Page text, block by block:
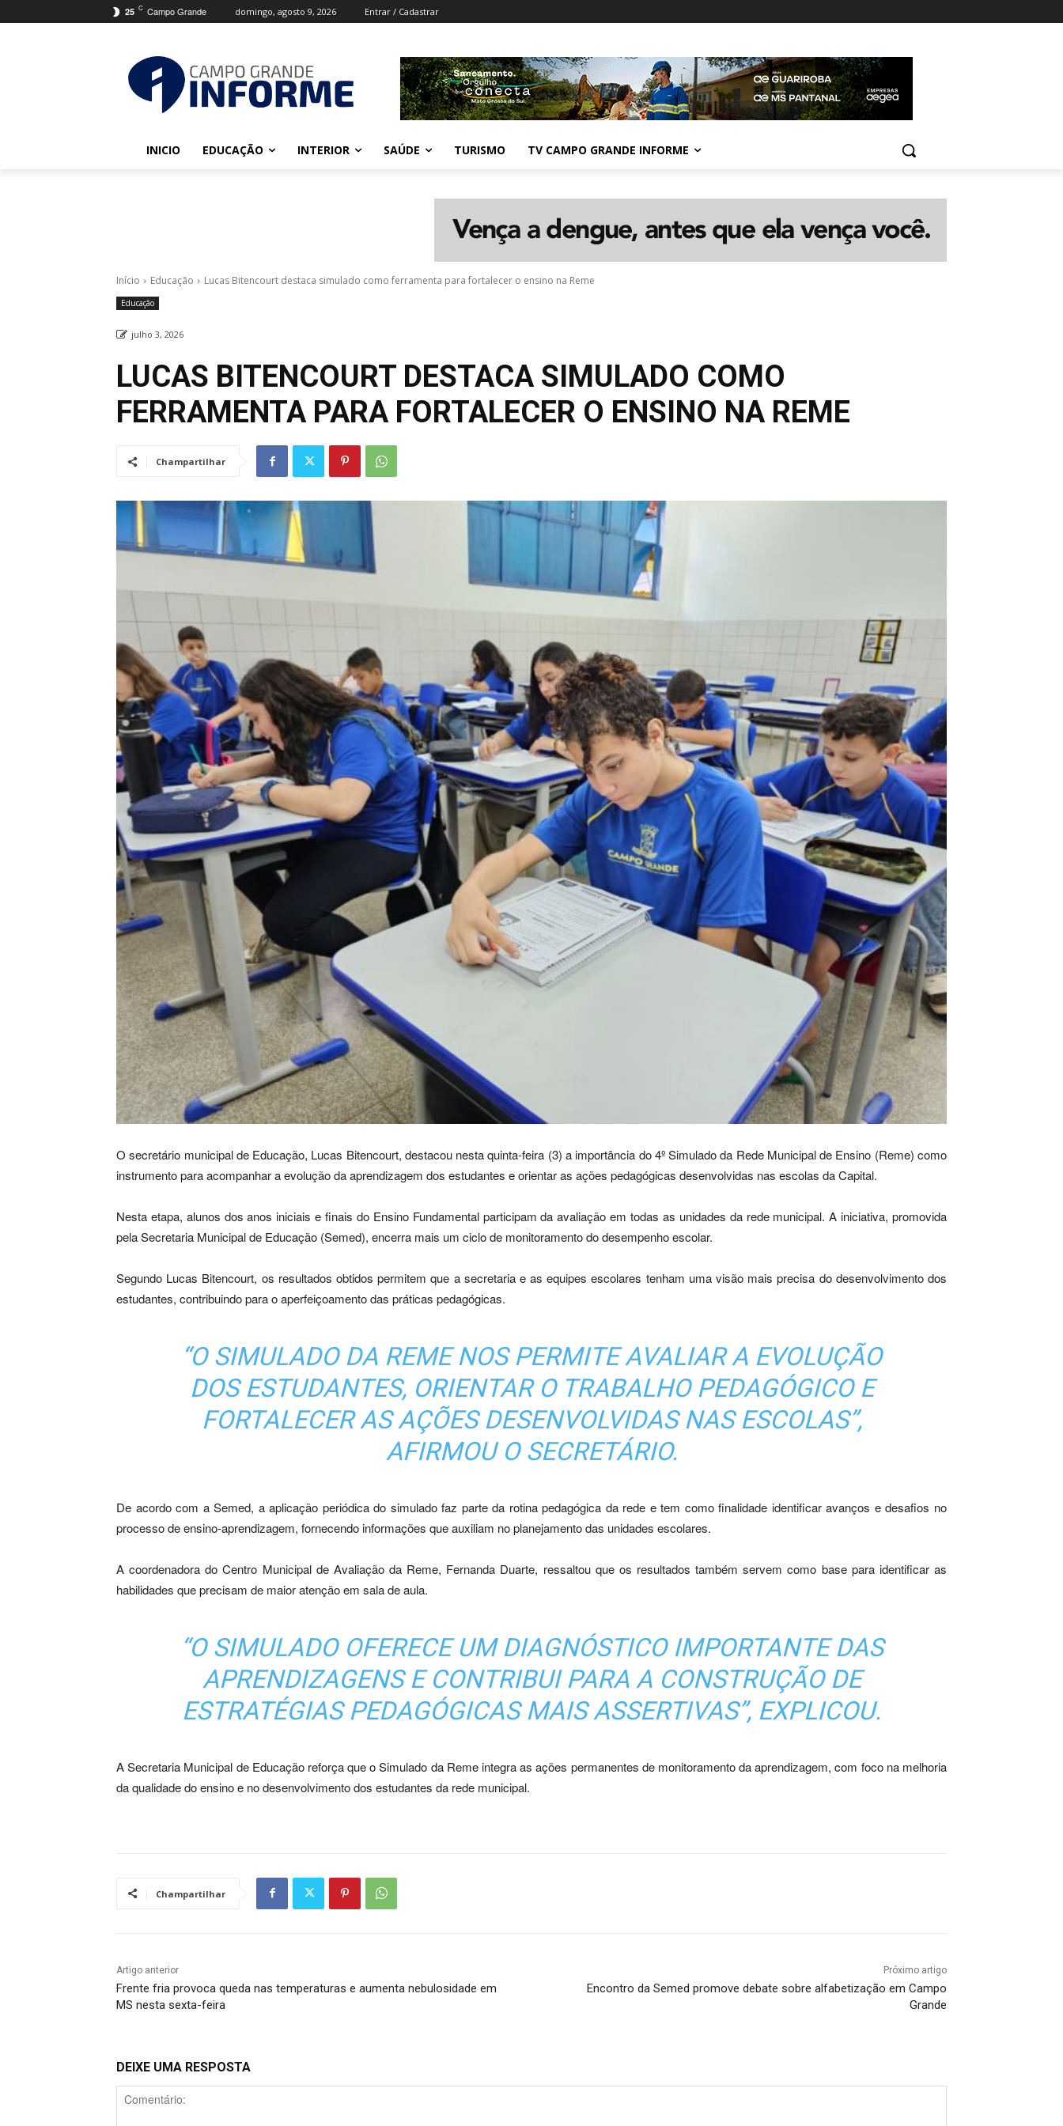
25 C Campo Grande domingo, agosto 9, 2026 Entrar / Cadastrar
INICIO EDUCAÇÃO INTERIOR SAÚDE TURISMO TV CAMPO GRANDE INFORME
Início Educação Lucas Bitencourt destaca simulado como ferramenta para fortalecer o ensino na Reme
Educação
julho 3, 2026
LUCAS BITENCOURT DESTACA SIMULADO COMO
FERRAMENTA PARA FORTALECER O ENSINO NA REME
Champartilhar
O secretário municipal de Educação, Lucas Bitencourt, destacou nesta quinta-feira (3) a importância do 4º Simulado da Rede Municipal de Ensino (Reme) como
instrumento para acompanhar a evolução da aprendizagem dos estudantes e orientar as ações pedagógicas desenvolvidas nas escolas da Capital.
Nesta etapa, alunos dos anos iniciais e finais do Ensino Fundamental participam da avaliação em todas as unidades da rede municipal. A iniciativa, promovida
pela Secretaria Municipal de Educação (Semed), encerra mais um ciclo de monitoramento do desempenho escolar.
Segundo Lucas Bitencourt, os resultados obtidos permitem que a secretaria e as equipes escolares tenham uma visão mais precisa do desenvolvimento dos
estudantes, contribuindo para o aperfeiçoamento das práticas pedagógicas.
“O SIMULADO DA REME NOS PERMITE AVALIAR A EVOLUÇÃO
DOS ESTUDANTES, ORIENTAR O TRABALHO PEDAGÓGICO E
FORTALECER AS AÇÕES DESENVOLVIDAS NAS ESCOLAS”,
AFIRMOU O SECRETÁRIO.
De acordo com a Semed, a aplicação periódica do simulado faz parte da rotina pedagógica da rede e tem como finalidade identificar avanços e desafios no
processo de ensino-aprendizagem, fornecendo informações que auxiliam no planejamento das unidades escolares.
A coordenadora do Centro Municipal de Avaliação da Reme, Fernanda Duarte, ressaltou que os resultados também servem como base para identificar as
habilidades que precisam de maior atenção em sala de aula.
“O SIMULADO OFERECE UM DIAGNÓSTICO IMPORTANTE DAS
APRENDIZAGENS E CONTRIBUI PARA A CONSTRUÇÃO DE
ESTRATÉGIAS PEDAGÓGICAS MAIS ASSERTIVAS”, EXPLICOU.
A Secretaria Municipal de Educação reforça que o Simulado da Reme integra as ações permanentes de monitoramento da aprendizagem, com foco na melhoria
da qualidade do ensino e no desenvolvimento dos estudantes da rede municipal.
Champartilhar
Artigo anterior
Frente fria provoca queda nas temperaturas e aumenta nebulosidade em
MS nesta sexta-feira
Próximo artigo
Encontro da Semed promove debate sobre alfabetização em Campo
Grande
DEIXE UMA RESPOSTA